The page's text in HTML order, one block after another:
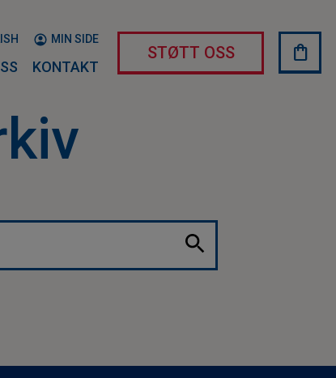
MIN SIDE
KONTAKT
STØTT OSS shopping_bag